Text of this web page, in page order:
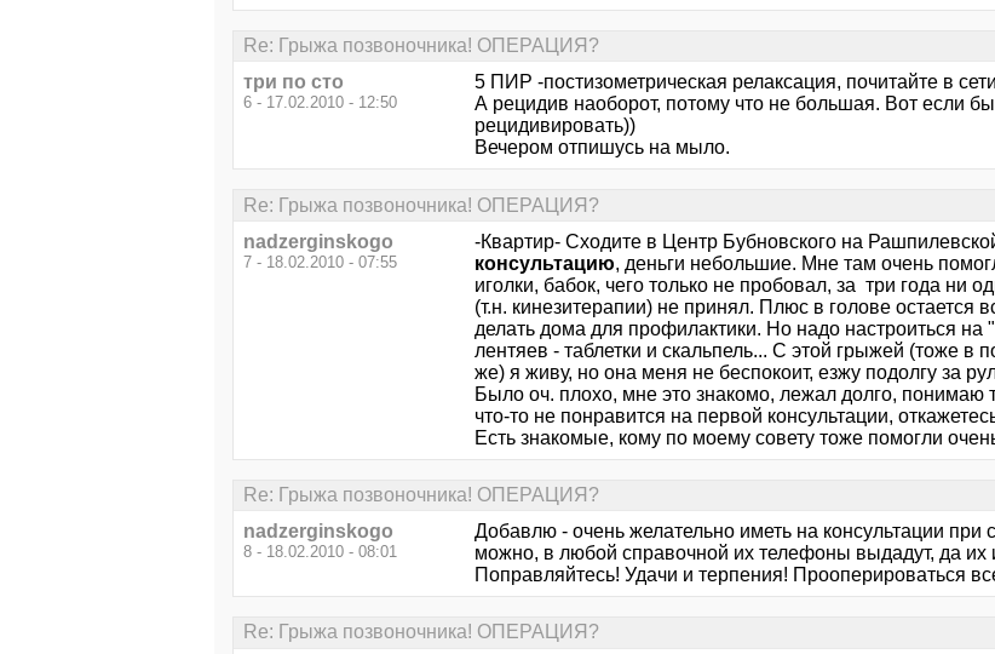
Re: Грыжа позвоночника! ОПЕРАЦИЯ?
три по сто
6 - 17.02.2010 - 12:50
5 ПИР -постизометрическая релаксация, почитайте в
А рецидив наоборот, потому что не большая. Вот если
рецидивировать))
Вечером отпишусь на мыло.
Re: Грыжа позвоночника! ОПЕРАЦИЯ?
nadzerginskogo
7 - 18.02.2010 - 07:55
-Квартир- Сходите в Центр Бубновского на
консультацию, деньги небольшие. Мне там очень
иголки, бабок, чего только не пробовал, за три года ни
(т.н. кинезитерапии) не принял. Плюс в голове
делать дома для профилактики. Но надо настроиться на
лентяев - таблетки и скальпель... С этой грыжей (тоже в
же) я живу, но она меня не беспокоит, езжу подолгу за
Было оч. плохо, мне это знакомо, лежал долго, понимаю
что-то не понравится на первой консультации,
Есть знакомые, кому по моему совету тоже помогли
Re: Грыжа позвоночника! ОПЕРАЦИЯ?
nadzerginskogo
8 - 18.02.2010 - 08:01
Добавлю - очень желательно иметь на консультации при
можно, в любой справочной их телефоны выдадут, да их
Поправляйтесь! Удачи и терпения! Прооперироваться
Re: Грыжа позвоночника! ОПЕРАЦИЯ?